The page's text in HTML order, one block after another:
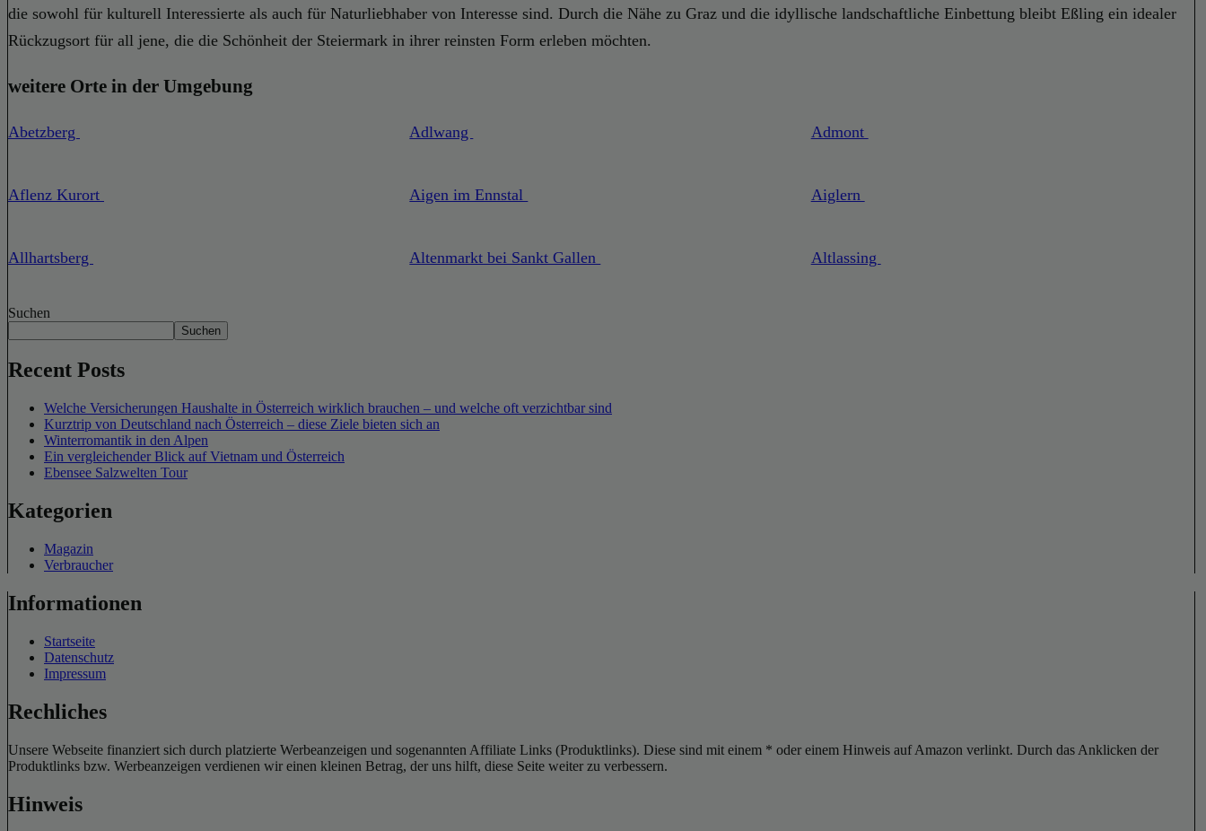
die sowohl für kulturell Interessierte als auch für Naturliebhaber von Interesse sind. Durch die Nähe zu Graz und die idyllische landschaftliche Einbettung bleibt Eßling ein idealer
Rückzugsort für all jene, die die Schönheit der Steiermark in ihrer reinsten Form erleben möchten.
weitere Orte in der Umgebung
Abetzberg Adlwang Admont
Aflenz Kurort Aigen im Ennstal Aiglern
Allhartsberg Altenmarkt bei Sankt Gallen Altlassing
Suchen
Suchen
Recent Posts
Welche Versicherungen Haushalte in Österreich wirklich brauchen – und welche oft verzichtbar sind
Kurztrip von Deutschland nach Österreich – diese Ziele bieten sich an
Winterromantik in den Alpen
Ein vergleichender Blick auf Vietnam und Österreich
Ebensee Salzwelten Tour
Kategorien
Magazin
Verbraucher
Informationen
Startseite
Datenschutz
Impressum
Rechliches
Unsere Webseite finanziert sich durch platzierte Werbeanzeigen und sogenannten Affiliate Links (Produktlinks). Diese sind mit einem * oder einem Hinweis auf Amazon verlinkt. Durch das Anklicken der
Produktlinks bzw. Werbeanzeigen verdienen wir einen kleinen Betrag, der uns hilft, diese Seite weiter zu verbessern.
Hinweis